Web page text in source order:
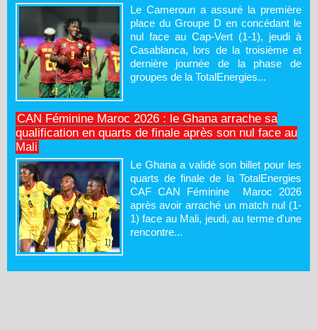
Le Cameroun a assuré la première
place du Groupe D en concédant le
nul face au Cap-Vert (1-1), jeudi à
Casablanca, lors de la troisième et
dernière journée de la phase de
groupes de la TotalEnergies...
CAN Féminine Maroc 2026 : le Ghana arrache sa
qualification en quarts de finale après son nul face au
Mali
Le Ghana a validé son billet pour les
quarts de finale de la TotalEnergies
CAF CAN Féminine Maroc 2026
après avoir arraché un match nul (1-
1) face au Mali, jeudi, au terme d'une
rencontre...